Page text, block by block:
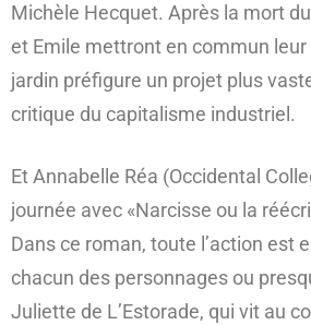
Michèle Hecquet. Après la mort
et Emile mettront en commun
jardin préfigure un projet plus
critique du capitalisme industriel.
Et Annabelle Réa (Occidental
journée avec «Narcisse ou la
Dans ce roman, toute l’action est
chacun des personnages ou
Juliette de L’Estorade, qui vit au